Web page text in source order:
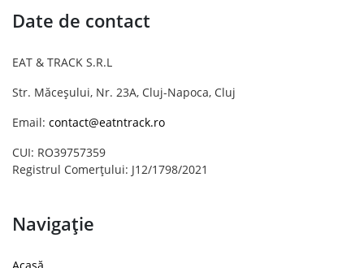
Date de contact
EAT & TRACK S.R.L
Str. Măceșului, Nr. 23A, Cluj-Napoca, Cluj
Email: contact@eatntrack.ro
CUI: RO39757359
Registrul Comerțului: J12/1798/2021
Navigație